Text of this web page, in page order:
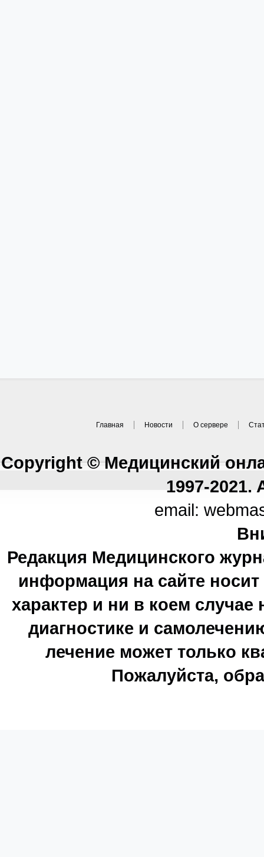
Главная Новости О сервере
Copyright © Медицинский
1997-2021.
email:
Редакция Медицинского
информация на сайте
характер и ни в коем
диагностике и
лечение может только
Пожалуйста,